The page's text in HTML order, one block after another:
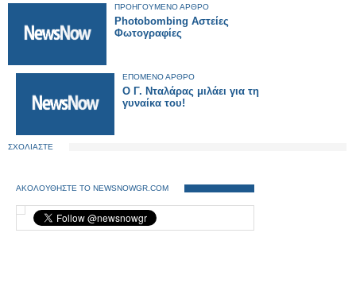
ΠΡΟΗΓΟΥΜΕΝΟ ΑΡΘΡΟ
Photobombing Αστείες
Φωτογραφίες
ΕΠΟΜΕΝΟ ΑΡΘΡΟ
O Γ. Νταλάρας μιλάει για τη
γυναίκα του!
ΣΧΟΛΙΑΣΤΕ
ΑΚΟΛΟΥΘΗΣΤΕ ΤΟ NEWSNOWGR.COM